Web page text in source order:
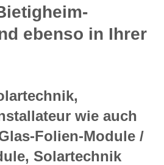
ebenso in Ihrer
wie auch
Folien-Module /
Solartechnik